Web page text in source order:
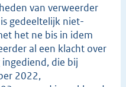
van verweerder
gedeeltelijk niet-
het ne bis in idem
al een klacht over
die bij
2022,